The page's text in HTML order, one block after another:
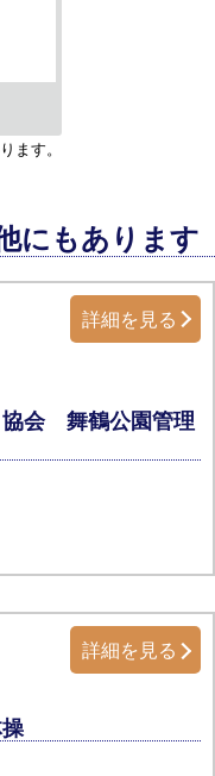
ます。
にもあります
協会 舞鶴公園管理
詳細を見る
詳細を見る